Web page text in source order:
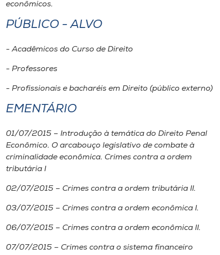
A-
econômicos.
PÚBLICO - ALVO
- Acadêmicos do Curso de Direito
- Professores
- Profissionais e bacharéis em Direito (público externo)
EMENTÁRIO
01/07/2015 – Introdução à temática do Direito Penal
Econômico. O arcabouço legislativo de combate à
criminalidade econômica. Crimes contra a ordem
tributária I
02/07/2015 – Crimes contra a ordem tributária II.
03/07/2015 – Crimes contra a ordem econômica I.
06/07/2015 – Crimes contra a ordem econômica II.
07/07/2015 – Crimes contra o sistema financeiro